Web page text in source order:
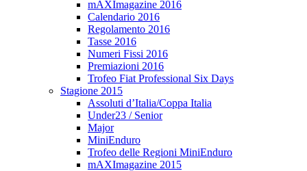
mAXImagazine 2016
Calendario 2016
Regolamento 2016
Tasse 2016
Numeri Fissi 2016
Premiazioni 2016
Trofeo Fiat Professional Six Days
Stagione 2015
Assoluti d’Italia/Coppa Italia
Under23 / Senior
Major
MiniEnduro
Trofeo delle Regioni MiniEnduro
mAXImagazine 2015